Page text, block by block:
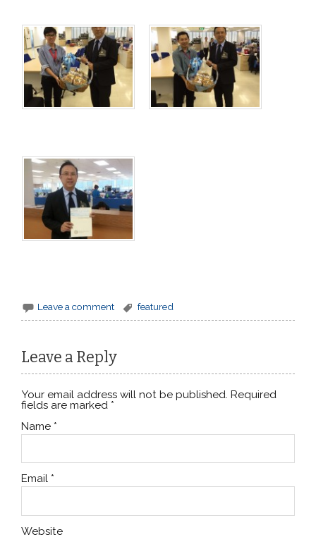
Leave a comment featured
Leave a Reply
Your email address will not be published. Required
fields are marked *
Name *
Email *
Website